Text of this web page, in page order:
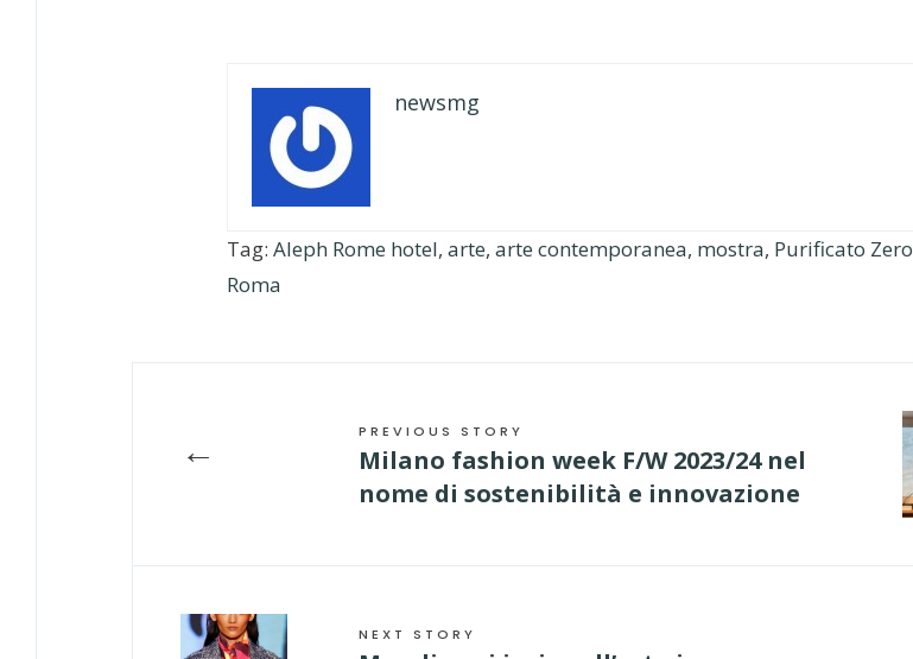
newsmg
Tag: Aleph Rome hotel, arte, arte contemporanea, mostra, Purificato Zero
Roma
← PREVIOUS STORY
Milano fashion week F/W 2023/24 nel
nome di sostenibilità e innovazione
NEXT STORY